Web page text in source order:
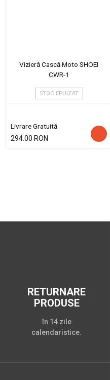
Vizieră Cască Moto SHOEI
CWR-1
STOC EPUIZAT
Livrare Gratuită
294.00 RON
RETURNARE
PRODUSE
în 14 zile
calendaristice.